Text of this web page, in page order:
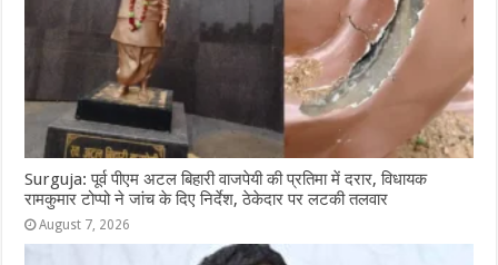
Surguja: पूर्व पीएम अटल बिहारी वाजपेयी की प्रतिमा में दरार, विधायक
रामकुमार टोप्पो ने जांच के दिए निर्देश, ठेकेदार पर लटकी तलवार
August 7, 2026